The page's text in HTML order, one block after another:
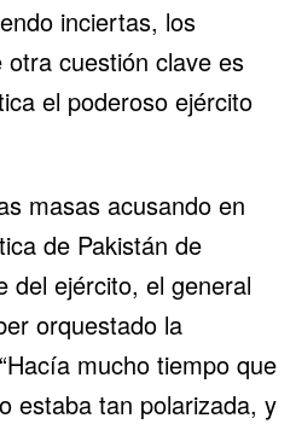
inciertas, los
cuestión clave es
el poderoso ejército
masas acusando en
de Pakistán de
del ejército, el general
orquestado la
mucho tiempo que
estaba tan polarizada, y